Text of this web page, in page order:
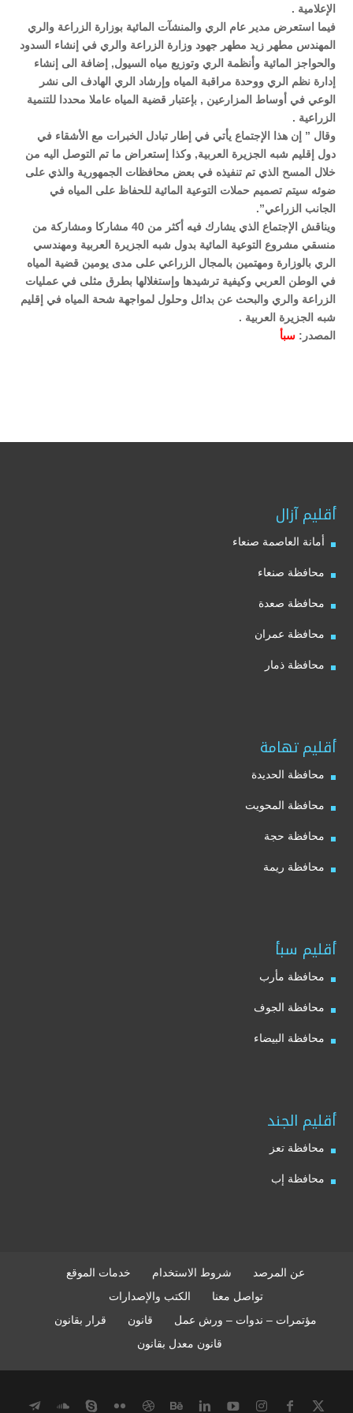
الإعلامية .
فيما استعرض مدير عام الري والمنشآت المائية بوزارة الزراعة والري
المهندس مطهر زيد مطهر جهود وزارة الزراعة والري في إنشاء السدود
والحواجز المائية وأنظمة الري وتوزيع مياه السيول, إضافة الى إنشاء
إدارة نظم الري ووحدة مراقبة المياه وإرشاد الري الهادف الى نشر
الوعي في أوساط المزارعين , بإعتبار قضية المياه عاملا محددا للتنمية
الزراعية .
وقال ” إن هذا الإجتماع يأتي في إطار تبادل الخبرات مع الأشقاء في
دول إقليم شبه الجزيرة العربية, وكذا إستعراض ما تم التوصل اليه من
خلال المسح الذي تم تنفيذه في بعض محافظات الجمهورية والذي على
ضوئه سيتم تصميم حملات التوعية المائية للحفاظ على المياه في
الجانب الزراعي”.
ويناقش الإجتماع الذي يشارك فيه أكثر من 40 مشاركا ومشاركة من
منسقي مشروع التوعية المائية بدول شبه الجزيرة العربية ومهندسي
الري بالوزارة ومهتمين بالمجال الزراعي على مدى يومين قضية المياه
في الوطن العربي وكيفية ترشيدها وإستغلالها بطرق مثلى في عمليات
الزراعة والري والبحث عن بدائل وحلول لمواجهة شحة المياه في إقليم
شبه الجزيرة العربية .
المصدر: سبأ
أقليم آزال
أمانة العاصمة صنعاء
محافظة صنعاء
محافظة صعدة
محافظة عمران
محافظة ذمار
أقليم تهامة
محافظة الحديدة
محافظة المحويت
محافظة حجة
محافظة ريمة
أقليم سبأ
محافظة مأرب
محافظة الجوف
محافظة البيضاء
أقليم الجند
محافظة تعز
محافظة إب
عن المرصد شروط الاستخدام
خدمات الموقع
تواصل معنا
الكتب والإصدارات
مؤتمرات – ندوات – ورش عمل
قانون
قرار بقانون
قانون معدل بقانون